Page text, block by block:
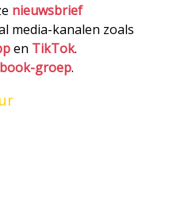
nieuwsbrief
media-kanalen zoals
en TikTok.
groep.